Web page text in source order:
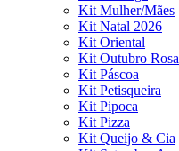
Kit Mulher/Mães
Kit Natal 2026
Kit Oriental
Kit Outubro Rosa
Kit Páscoa
Kit Petisqueira
Kit Pipoca
Kit Pizza
Kit Queijo & Cia